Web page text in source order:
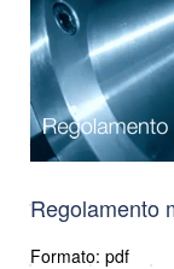
Regolamento
Formato: pdf